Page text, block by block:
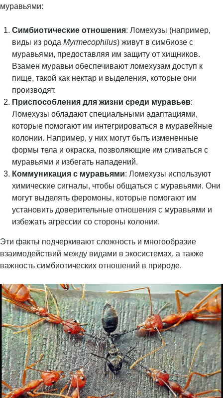
муравьями:
Симбиотические отношения: Ломехузы (например,
виды из рода Myrmecophilus) живут в симбиозе с
муравьями, предоставляя им защиту от хищников.
Взамен муравьи обеспечивают ломехузам доступ к
пище, такой как нектар и выделения, которые они
производят.
Приспособления для жизни среди муравьев:
Ломехузы обладают специальными адаптациями,
которые помогают им интегрироваться в муравейные
колонии. Например, у них могут быть измененные
формы тела и окраска, позволяющие им сливаться с
муравьями и избегать нападений.
Коммуникация с муравьями: Ломехузы используют
химические сигналы, чтобы общаться с муравьями. Они
могут выделять феромоны, которые помогают им
установить доверительные отношения с муравьями и
избежать агрессии со стороны колонии.
Эти факты подчеркивают сложность и многообразие
взаимодействий между видами в экосистемах, а также
важность симбиотических отношений в природе.